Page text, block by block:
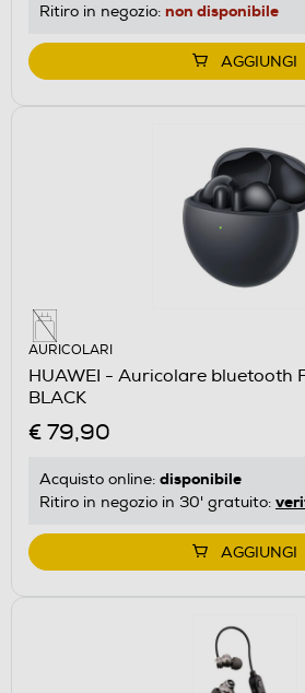
Ritiro in negozio: non disponibile
AGGIUNGI
AURICOLARI
HUAWEI - Auricolare bluetooth
BLACK
€ 79,90
Acquisto online: disponibile
Ritiro in negozio in 30' gratuito:
AGGIUNGI